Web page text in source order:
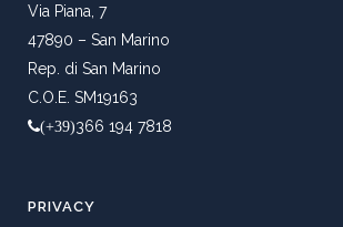
Via Piana, 7
47890 – San Marino
Rep. di San Marino
C.O.E. SM19163
(+39)366 194 7818
PRIVACY